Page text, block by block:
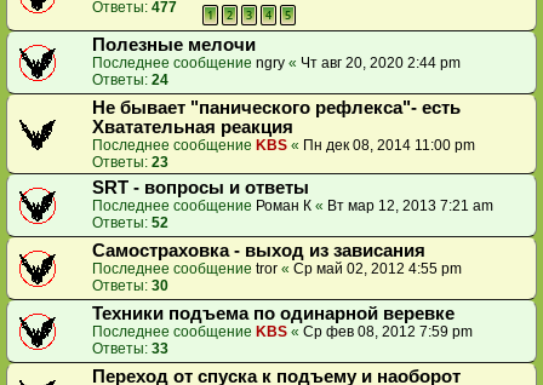
Ответы: 477 1 2 3 4 5
Полезные мелочи
Последнее сообщение ngry « Чт авг 20, 2020 2:44 pm
Ответы: 24
Не бывает "панического рефлекса"- есть
Хватательная реакция
Последнее сообщение KBS « Пн дек 08, 2014 11:00 pm
Ответы: 23
SRT - вопросы и ответы
Последнее сообщение Роман К « Вт мар 12, 2013 7:21 am
Ответы: 52
Самостраховка - выход из зависания
Последнее сообщение tror « Ср май 02, 2012 4:55 pm
Ответы: 30
Техники подъема по одинарной веревке
Последнее сообщение KBS « Ср фев 08, 2012 7:59 pm
Ответы: 33
Переход от спуска к подъему и наоборот